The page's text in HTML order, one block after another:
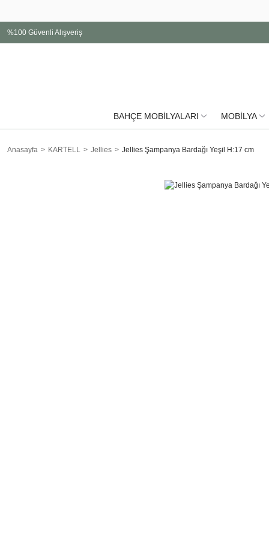
%100 Güvenli Alışveriş
BAHÇE MOBİLYALARI MOBİLYA
Anasayfa KARTELL Jellies Jellies Şampanya Bardağı Yeşil H:17 cm